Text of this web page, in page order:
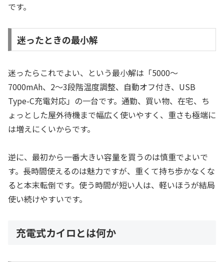
です。
迷ったときの最小解
迷ったらこれでよい、という最小解は「5000〜
7000mAh、2〜3段階温度調整、自動オフ付き、USB
Type-C充電対応」の一台です。通勤、買い物、在宅、ち
ょっとした屋外待機まで幅広く使いやすく、重さも極端に
は増えにくいからです。
逆に、最初から一番大きい容量を買うのは慎重でよいで
す。長時間使えるのは魅力ですが、重くて持ち歩かなくな
ると本末転倒です。使う時間が短い人は、軽いほうが結局
使い続けやすいです。
充電式カイロとは何か